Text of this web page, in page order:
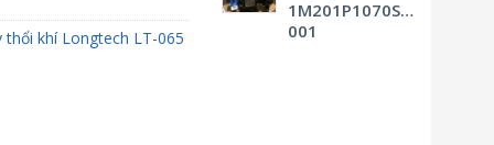
thổi khí Longtech LT-065
1M201P1070SVBSMV0M3-
001